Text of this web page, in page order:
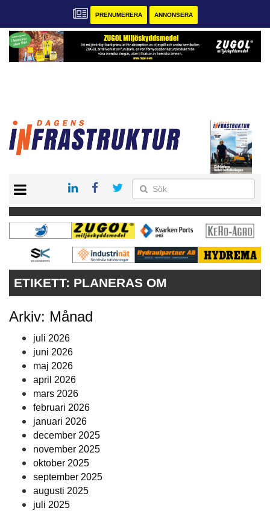
PRENUMERERA ANNONSERA
KONTAKT
VÅRA ANDRA MAGASIN
PRENUMERERA
ANNONSERA
ETIKETT: PLANERAS OM
Arkiv: Månad
juli 2026
juni 2026
maj 2026
april 2026
mars 2026
februari 2026
januari 2026
december 2025
november 2025
oktober 2025
september 2025
augusti 2025
juli 2025